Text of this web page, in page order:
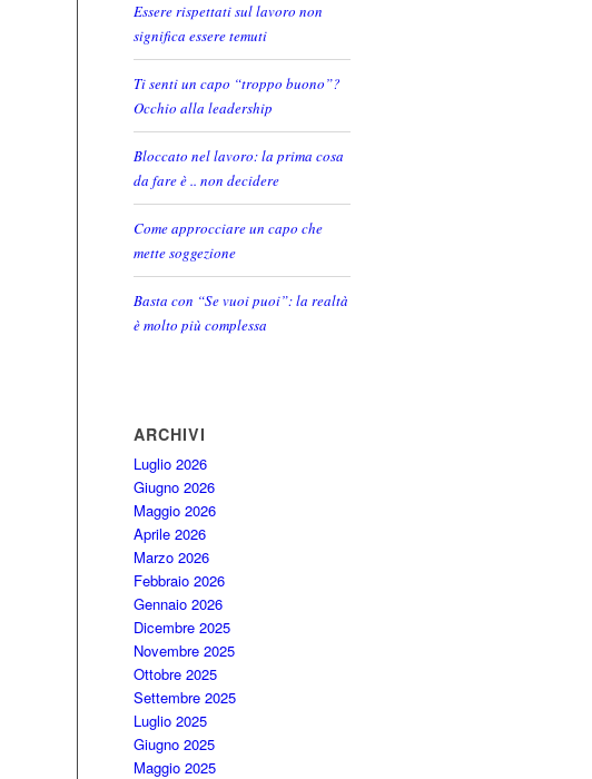
Essere rispettati sul lavoro non
significa essere temuti
Ti senti un capo “troppo buono”?
Occhio alla leadership
Bloccato nel lavoro: la prima cosa
da fare è .. non decidere
Come approcciare un capo che
mette soggezione
Basta con “Se vuoi puoi”: la realtà
è molto più complessa
ARCHIVI
Luglio 2026
Giugno 2026
Maggio 2026
Aprile 2026
Marzo 2026
Febbraio 2026
Gennaio 2026
Dicembre 2025
Novembre 2025
Ottobre 2025
Settembre 2025
Luglio 2025
Giugno 2025
Maggio 2025